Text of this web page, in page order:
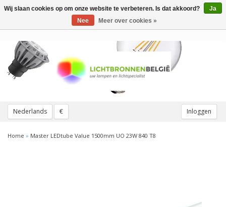
Nederlands € Inloggen
Toggle
Home » Master LEDtube Value 1500mm UO 23W 840 T8
Wij slaan cookies op om onze website te verbeteren. Is dat akkoord?
Ja
Nee
Meer over cookies »